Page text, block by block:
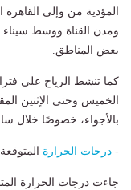
المؤدية من وإلى
ومدن القناة ووسط سيناء
بعض المناطق.
كما تنشط الرياح على
الخميس وحتى الإثنين
بالأجواء، خصوصًا خلال
- درجات الحرارة
جاءت درجات الحرارة